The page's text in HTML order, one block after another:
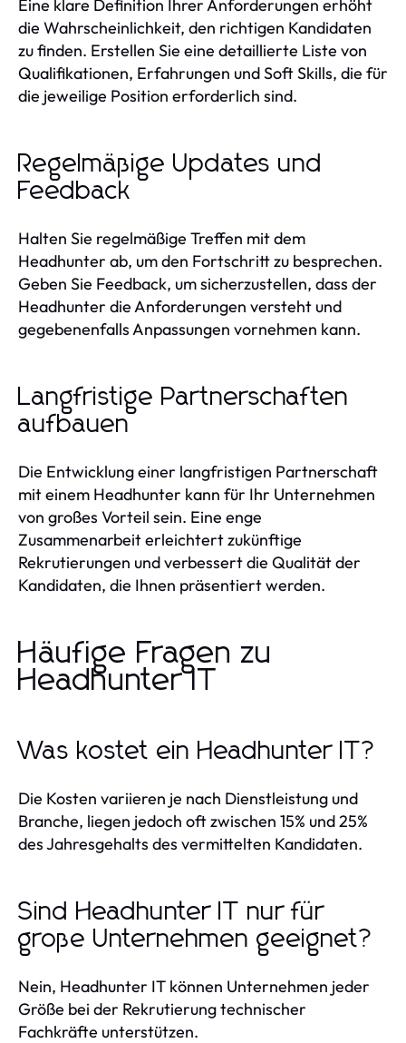
Eine klare Definition Ihrer Anforderungen erhöht
die Wahrscheinlichkeit, den richtigen Kandidaten
zu finden. Erstellen Sie eine detaillierte Liste von
Qualifikationen, Erfahrungen und Soft Skills, die für
die jeweilige Position erforderlich sind.
Regelmäßige Updates und
Feedback
Halten Sie regelmäßige Treffen mit dem
Headhunter ab, um den Fortschritt zu besprechen.
Geben Sie Feedback, um sicherzustellen, dass der
Headhunter die Anforderungen versteht und
gegebenenfalls Anpassungen vornehmen kann.
Langfristige Partnerschaften
aufbauen
Die Entwicklung einer langfristigen Partnerschaft
mit einem Headhunter kann für Ihr Unternehmen
von großes Vorteil sein. Eine enge
Zusammenarbeit erleichtert zukünftige
Rekrutierungen und verbessert die Qualität der
Kandidaten, die Ihnen präsentiert werden.
Häufige Fragen zu
Headhunter IT
Was kostet ein Headhunter IT?
Die Kosten variieren je nach Dienstleistung und
Branche, liegen jedoch oft zwischen 15% und 25%
des Jahresgehalts des vermittelten Kandidaten.
Sind Headhunter IT nur für
große Unternehmen geeignet?
Nein, Headhunter IT können Unternehmen jeder
Größe bei der Rekrutierung technischer
Fachkräfte unterstützen.